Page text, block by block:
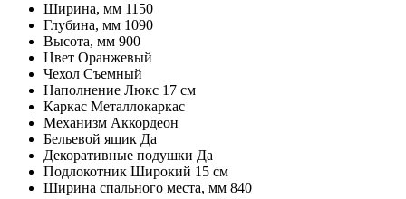
Ширина, мм 1150
Глубина, мм 1090
Высота, мм 900
Цвет Оранжевый
Чехол Съемный
Наполнение Люкс 17 см
Каркас Металлокаркас
Механизм Аккордеон
Бельевой ящик Да
Декоративные подушки Да
Подлокотник Широкий 15 см
Ширина спального места, мм 840